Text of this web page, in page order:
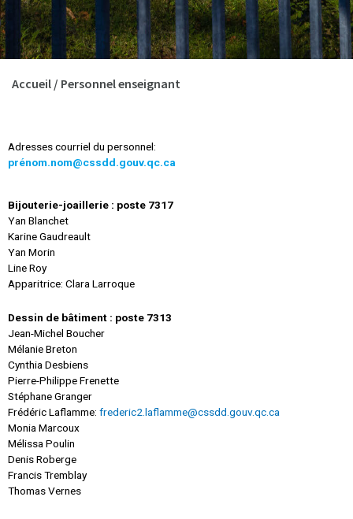
Accueil / Personnel enseignant
Adresses courriel du personnel:
prénom.nom@cssdd.gouv.qc.ca
Bijouterie-joaillerie : poste 7317
Yan Blanchet
Karine Gaudreault
Yan Morin
Line Roy
Apparitrice: Clara Larroque
Dessin de bâtiment : poste 7313
Jean-Michel Boucher
Mélanie Breton
Cynthia Desbiens
Pierre-Philippe Frenette
Stéphane Granger
Frédéric Laflamme: frederic2.laflamme@cssdd.gouv.qc.ca
Monia Marcoux
Mélissa Poulin
Denis Roberge
Francis Tremblay
Thomas Vernes